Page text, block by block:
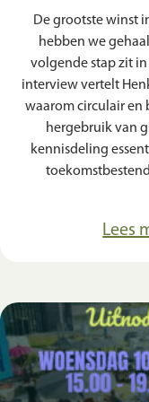
De grootste winst
hebben we
volgende stap zit
interview vertelt
waarom circulair en
hergebruik van
kennisdeling
Lees